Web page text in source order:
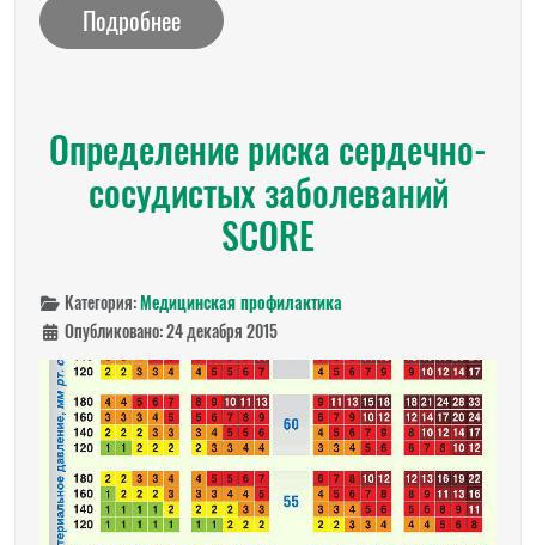
Подробнее
Определение риска сердечно-
сосудистых заболеваний
SCORE
Категория:Медицинская профилактика
Опубликовано: 24 декабря 2015